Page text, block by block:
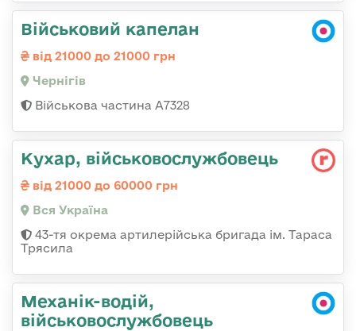
Військовий капелан
від 21000 до 21000 грн
Чернігів
Військова частина А7328
Кухар, військовослужбовець
від 21000 до 60000 грн
Вся Україна
43-тя окрема артилерійська бригада ім. Тараса
Трясила
Механік-водій,
військовослужбовець